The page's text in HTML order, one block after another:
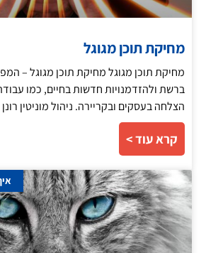
מחיקת תוכן מגוגל
מחיקת תוכן מגוגל מחיקת תוכן מגוגל –
ברשת ולהזדמנויות חדשות בחיים, כמו
הצלחה בעסקים ובקריירה. ניהול מוניטין
קרא עוד >